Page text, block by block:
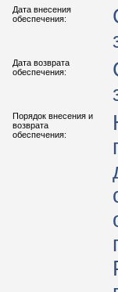
Дата внесения
обеспечения:
Дата возврата
обеспечения:
Порядок внесения и
возврата
обеспечения: